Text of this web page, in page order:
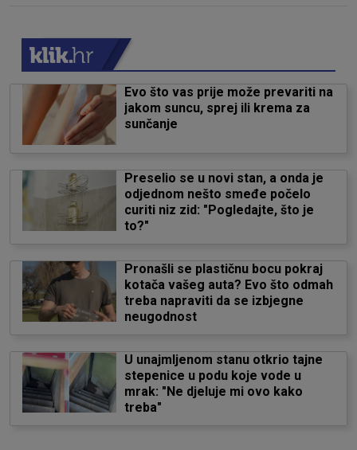
Evo što vas prije može prevariti na
jakom suncu, sprej ili krema za
sunčanje
Preselio se u novi stan, a onda je
odjednom nešto smeđe počelo
curiti niz zid: "Pogledajte, što je
to?"
Pronašli se plastičnu bocu pokraj
kotača vašeg auta? Evo što odmah
treba napraviti da se izbjegne
neugodnost
U unajmljenom stanu otkrio tajne
stepenice u podu koje vode u
mrak: "Ne djeluje mi ovo kako
treba"